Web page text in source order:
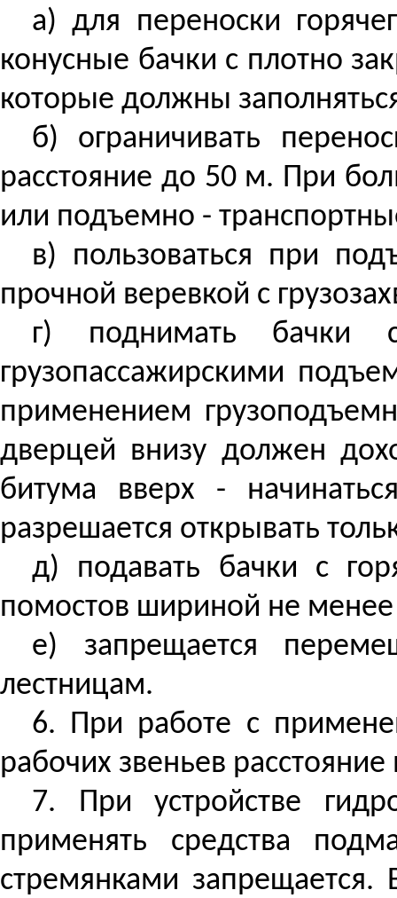
а) для переноски
конусные бачки с плотно
которые должны
б) ограничивать
расстояние до 50 м. При
или подъемно -
в) пользоваться при
прочной веревкой с
г) поднимать
грузопассажирскими
применением
дверцей внизу должен
битума вверх -
разрешается открывать
д) подавать бачки с
помостов шириной не
е) запрещается
лестницам.
6. При работе с
рабочих звеньев
7. При устройстве
применять средства
стремянками